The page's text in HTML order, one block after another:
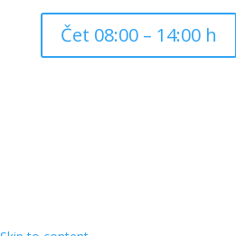
Čet 08:00 – 14:00 h